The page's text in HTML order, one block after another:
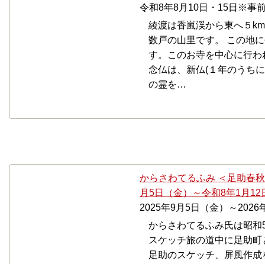
令和8年8月10日・15日※事
綾渡は香嵐渓から東へ５
数戸の山里です。 この地
す。このお寺を中心に行
念仏は、新仏(１年のうち
の霊を…
からさわてるふみ ＜足助春
月5日（金）～令和8年1月
2025年9月5日（金）～2026
からさわてるふみ氏は昭
スケッチ旅の道中に足助
足助のスケッチ、屏風作